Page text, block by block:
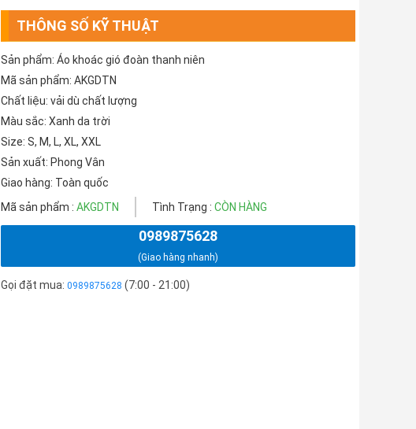
THÔNG SỐ KỸ THUẬT
Sản phẩm: Áo khoác gió đoàn thanh niên
Mã sản phẩm: AKGDTN
Chất liệu: vải dù chất lượng
Màu sắc: Xanh da trời
Size: S, M, L, XL, XXL
Sản xuất: Phong Vân
Giao hàng: Toàn quốc
Mã sản phẩm : AKGDTN Tình Trạng : CÒN HÀNG
0989875628
(Giao hàng nhanh)
Gọi đặt mua: 0989875628 (7:00 - 21:00)